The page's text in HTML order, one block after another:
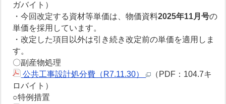
ガバイト）
・今回改定する資材等単価は、物価資料2025年11月号の
単価を採用しています。
・改定した項目以外は引き続き改定前の単価を適用しま
す。
〇副産物処理
公共工事設計処分費（R7.11.30）
（PDF：104.7キ
ロバイト）
○特例措置